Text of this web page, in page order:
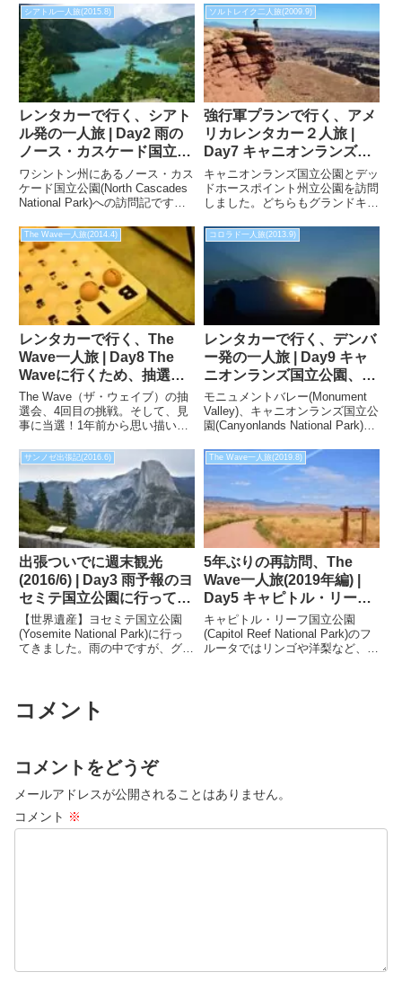
く、火山の噴火のあと噴火口に水
が溜まってできたカルデラ湖にな
ります。
ですので、ファンなら行かねばな
らんでしょう！？
シアトル一人旅(2015.8)
レンタカーで行く、シアト
ル発の一人旅 | Day2 雨の
ノース・カスケード国立公
園へ向かいます。
ワシントン州にあるノース・カス
ケード国立公園(North Cascades
National Park)への訪問記です。
秘的で絵の様な国立公園だそうで
雨予報の中、探索に行ってきまし
た。
ソルトレイク二人旅(2009.9)
強行軍プランで行く、アメ
リカレンタカー２人旅 |
Day7 キャニオンランズ国
立公園でのんびりハイキン
グ
キャニオンランズ国立公園とデッ
ドホースポイント州立公園を訪問
しました。どちらもグランドキャ
した。是非ともモアブには最低2
泊以上して、アーチーズ国立公園
とセットで行くことをオススメし
ます。
The Wave一人旅(2014.4)
レンタカーで行く、The
Wave一人旅 | Day8 The
Waveに行くため、抽選会
(第4回)に参加します。
The Wave（ザ・ウェイブ）の抽
選会、4回目の挑戦。そして、見
事に当選！1年前から思い描いて
とが出来ます。下準備を怠って困
らないよう、The Waveに持って
いくものをスーパーでお買い物し
ました。
コロラド一人旅(2013.9)
レンタカーで行く、デンバ
ー発の一人旅 | Day9 キャ
ニオンランズ国立公園、デ
ッドホースポイント州立公
園を訪れました。
モニュメントバレー(Monument
Valley)、キャニオンランズ国立公
園(Canyonlands National Park)、
(Dead Horse Point State Park)へ
の旅行記です。
サンノゼ出張記(2016.6)
出張ついでに週末観光
(2016/6) | Day3 雨予報のヨ
セミテ国立公園に行ってき
ました
【世界遺産】ヨセミテ国立公園
(Yosemite National Park)に行っ
てきました。雨の中ですが、グレ
力の滝が見れました。
The Wave一人旅(2019.8)
5年ぶりの再訪問、The
Wave一人旅(2019年編) |
Day5 キャピトル・リーフ
国立公園のカテドラルバレ
ーへ
キャピトル・リーフ国立公園
(Capitol Reef National Park)のフ
ルータではリンゴや洋梨など、旬
コメント
コメントをどうぞ
メールアドレスが公開されることはありません。
コメント ※